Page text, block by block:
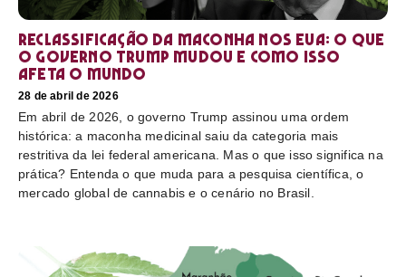
Reclassificação da maconha nos EUA: o que
o governo Trump mudou e como isso
afeta o mundo
28 de abril de 2026
Em abril de 2026, o governo Trump assinou uma ordem
histórica: a maconha medicinal saiu da categoria mais
restritiva da lei federal americana. Mas o que isso significa na
prática? Entenda o que muda para a pesquisa científica, o
mercado global de cannabis e o cenário no Brasil.